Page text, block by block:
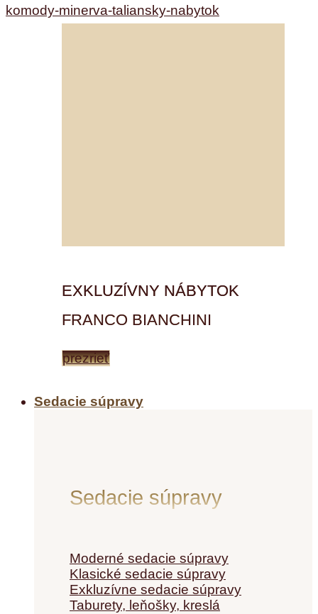
EXKLUZÍVNY NÁBYTOK
FRANCO BIANCHINI
prezrieť
Sedacie súpravy
Sedacie súpravy
Moderné sedacie súpravy
Klasické sedacie súpravy
Exkluzívne sedacie súpravy
Taburety, leňošky, kreslá
komody-minerva-taliansky-nabytok